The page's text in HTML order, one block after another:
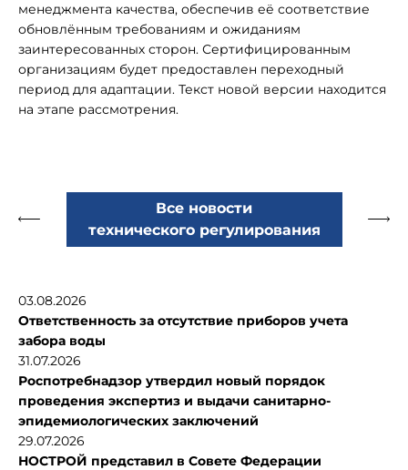
менеджмента качества, обеспечив её соответствие
обновлённым требованиям и ожиданиям
заинтересованных сторон. Сертифицированным
организациям будет предоставлен переходный
период для адаптации. Текст новой версии находится
на этапе рассмотрения.
Все новости
технического регулирования
03.08.2026
Ответственность за отсутствие приборов учета
забора воды
31.07.2026
Роспотребнадзор утвердил новый порядок
проведения экспертиз и выдачи санитарно-
эпидемиологических заключений
29.07.2026
НОСТРОЙ представил в Совете Федерации